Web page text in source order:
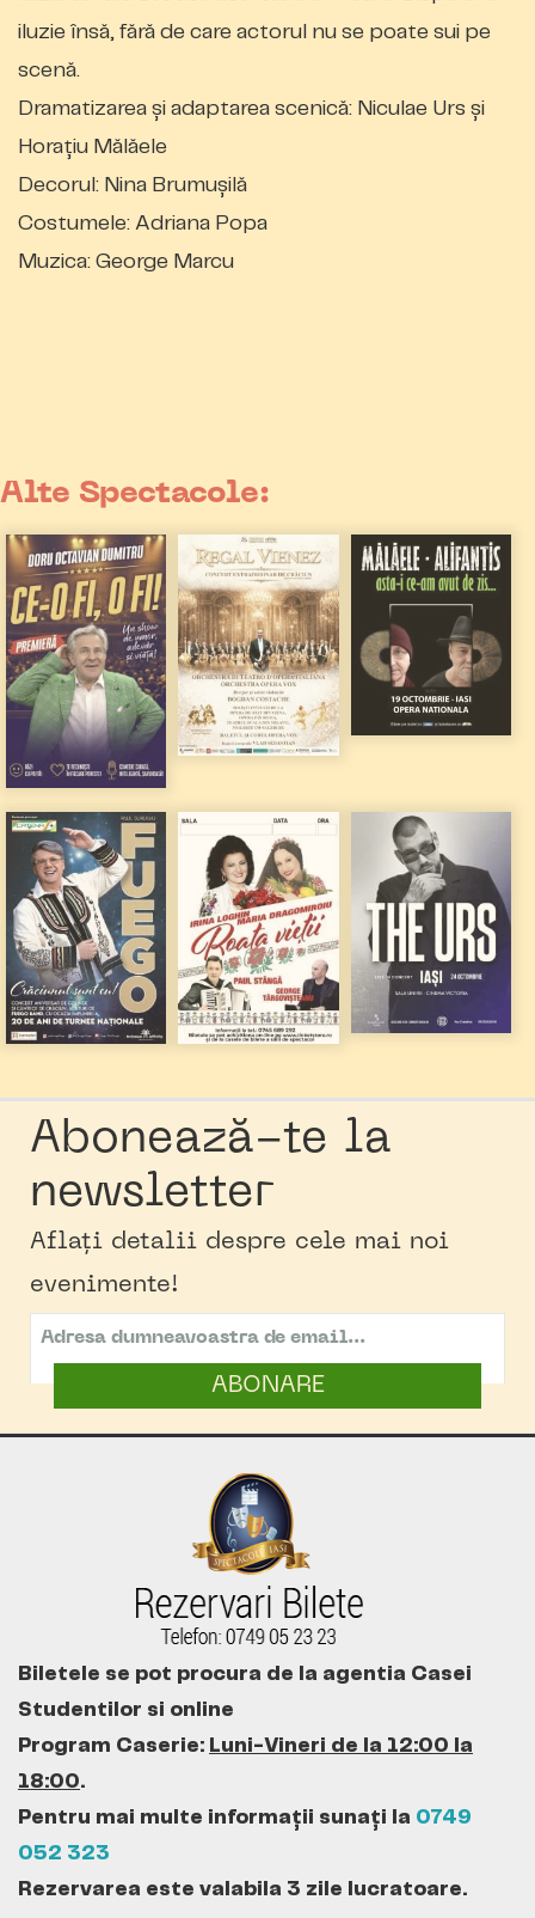
iluzie însă, fără de care actorul nu se poate sui pe
scenă.
Dramatizarea şi adaptarea scenică: Niculae Urs şi
Horaţiu Mălăele
Decorul: Nina Brumuşilă
Costumele: Adriana Popa
Muzica: George Marcu
Alte Spectacole:
Abonează-te la
newsletter
Aflați detalii despre cele mai noi
evenimente!
ABONARE
Biletele se pot procura de la agentia Casei
Studentilor si online
Program Caserie: Luni-Vineri de la 12:00 la
18:00.
Pentru mai multe informații sunați la 0749
052 323
Rezervarea este valabila 3 zile lucratoare.